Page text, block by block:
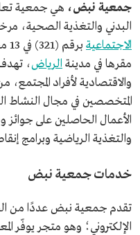
جمعية نبض، هي جمعية
البدني والتغذية الصحية،
الاجتماعية
مقرها في مدينة الرياض،
والاقتصادية لأفراد
المتخصصين في مجال النشاط
الأعمال الحاصلين على جوائز
والتغذية الرياضية وبرامج
خدمات جمعية نبض
تقدم جمعية نبض عددًا من
الإلكتروني؛ وهو متجر يوفّر